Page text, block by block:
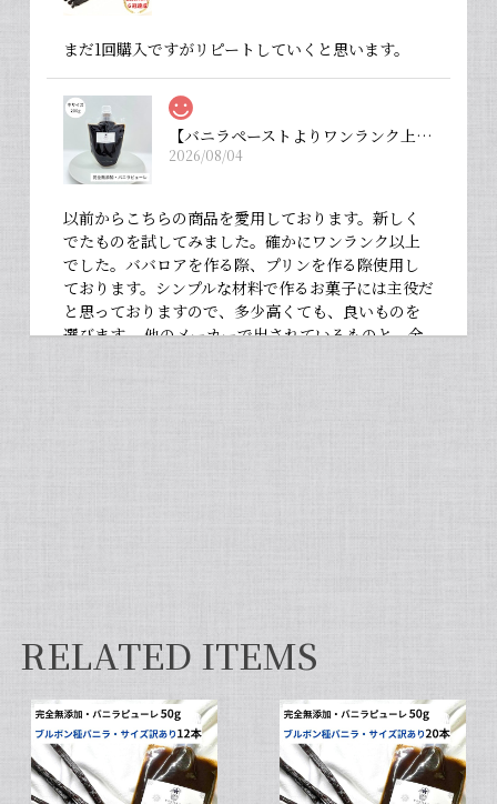
まだ1回購入ですがリピートしていくと思います。
【バニラペーストよりワンランク上の天然の香り】【揮発成分が無いため加熱しても香りが揮発しない優れもの！】完全無添加・バニラピューレ（内容量：中サイズ 200 g）
2026/08/04
以前からこちらの商品を愛用しております。新しく
でたものを試してみました。確かにワンランク以上
でした。ババロアを作る際、プリンを作る際使用し
ております。シンプルな材料で作るお菓子には主役だ
と思っておりますので、多少高くても、良いものを
選びます。 他のメーカーで出されているものと、全
セット タヒチ種 + ブルボン種 10本 サイズだけ訳あり バニラビーンズ VANILLA VILLAGE
2026/01/28
RELATED ITEMS